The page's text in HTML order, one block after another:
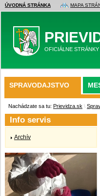
ÚVODNÁ STRÁNKA MAPA
OFICIÁLNE
SPRAVODAJSTVO
Nachádzate sa tu: Prievidza.sk \
Info servis
Archív